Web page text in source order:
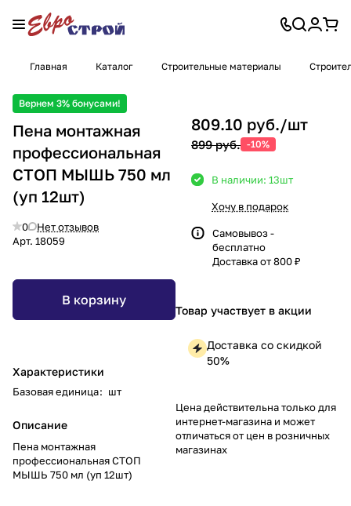
Главная Каталог Строительные материалы
Вернем 3% бонусами!
Пена монтажная
профессиональная
СТОП МЫШЬ 750 мл
(уп 12шт)
0
Нет отзывов
Арт. 18059
В корзину
Характеристики
Базовая единица: шт
Описание
Пена монтажная
профессиональная СТОП
МЫШЬ 750 мл (уп 12шт)
809.10 руб./шт
899 руб. -10%
В наличии: 13шт
Хочу в подарок
Самовывоз -
бесплатно
Доставка от 800 ₽
Товар участвует в акции
Доставка со скидкой
50%
Цена действительна только для
интернет-магазина и может
отличаться от цен в розничных
магазинах